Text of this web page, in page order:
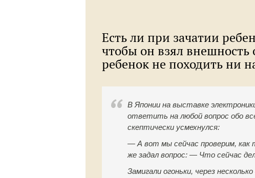
Есть ли при зачатии
чтобы он взял внешность
ребенок не походить ни
В Японии на выставке
ответить на любой вопрос обо
скептически усмехнулся:
— А вот мы сейчас проверим,
же задал вопрос: — Что сейчас
Замигали огоньки, через